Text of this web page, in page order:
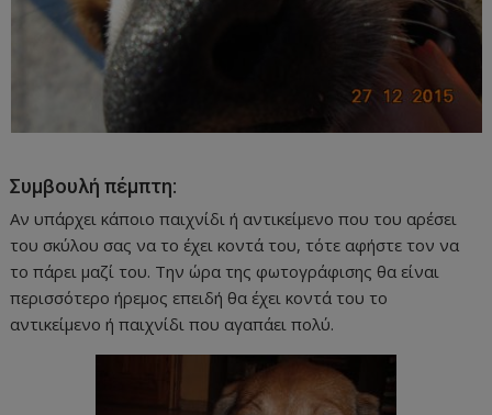
Συμβουλή πέμπτη:
Αν υπάρχει κάποιο παιχνίδι ή αντικείμενο που του αρέσει
του σκύλου σας να το έχει κοντά του, τότε αφήστε τον να
το πάρει μαζί του. Την ώρα της φωτογράφισης θα είναι
περισσότερο ήρεμος επειδή θα έχει κοντά του το
αντικείμενο ή παιχνίδι που αγαπάει πολύ.